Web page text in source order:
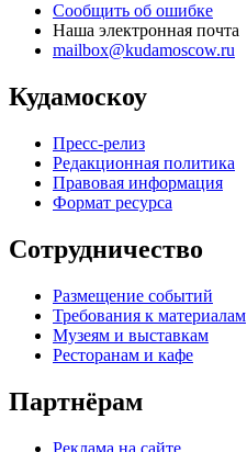
Сообщить об ошибке
Наша электронная почта
mailbox@kudamoscow.ru
Кудамоскоу
Пресс-релиз
Редакционная политика
Правовая информация
Формат ресурса
Сотрудничество
Размещение событий
Требования к материалам
Музеям и выставкам
Ресторанам и кафе
Партнёрам
Реклама на сайте